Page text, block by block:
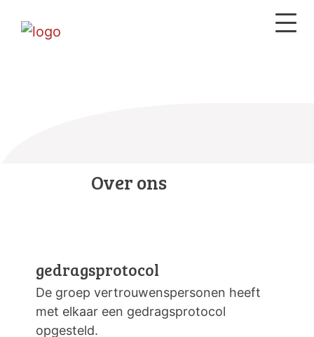
Over ons
gedragsprotocol
De groep vertrouwenspersonen heeft
met elkaar een gedragsprotocol
opgesteld.